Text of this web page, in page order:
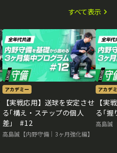
すべて表示
アカデミー
【実戦応用】送球を安定させ
る｢構え・ステップの個人
差｣ #12
高島誠【内野守備｜3ヶ月強化編】
アカデ
【実
る｢
高島誠